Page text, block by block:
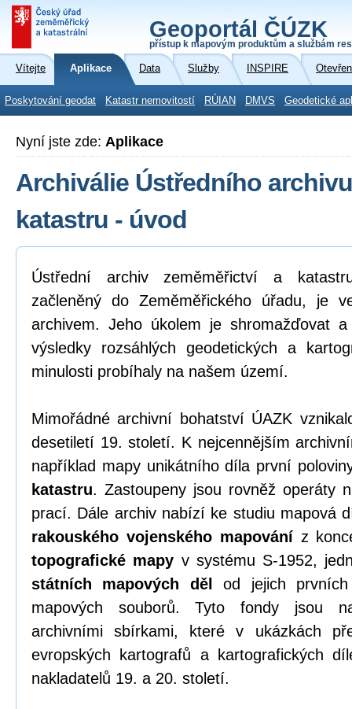
Geoportál ČÚZK
přístup k mapovým produktům a službám
Vítejte Aplikace Data Služby INSPIRE
Poskytování geodat Katastr nemovitostí RÚIAN DMVS Geodetické
Nyní jste zde: Aplikace
Archiválie Ústředního
katastru - úvod
Ústřední archiv zeměměřictví a
začleněný do Zeměměřického úřadu, je
archivem. Jeho úkolem je shromažďovat
výsledky rozsáhlých geodetických a
minulosti probíhaly na našem území.
Mimořádné archivní bohatství ÚAZK
desetiletí 19. století. K nejcennějším
například mapy unikátního díla první
katastru. Zastoupeny jsou rovněž operáty
prací. Dále archiv nabízí ke studiu mapová
rakouského vojenského mapováníz
topografické mapy v systému S-1952,
státních mapových děl
od jejich
mapových souborů. Tyto fondy jsou
archivními sbírkami, které v ukázkách
evropských kartografů a kartografických
nakladatelů 19. a 20. století.